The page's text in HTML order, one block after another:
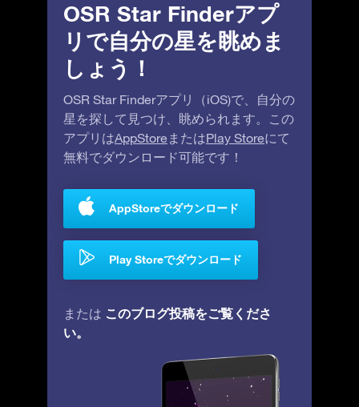
OSR Star Finderアプ
リで自分の星を眺めま
しょう！
OSR Star Finderアプリ（iOS)で、自分の
星を探して見つけ、眺められます。この
アプリはAppStore またはPlay Storeにて
無料でダウンロード可能です！
AppStoreでダウンロード
Play Storeでダウンロード
または このブログ投稿をご覧くださ
い。